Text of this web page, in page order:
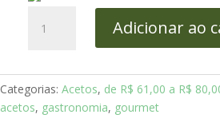
Balsamico
Don
Giovanni
Adicionar ao
Categorias: Acetos, de R$ 61,00 a R$
acetos, gastronomia, gourmet